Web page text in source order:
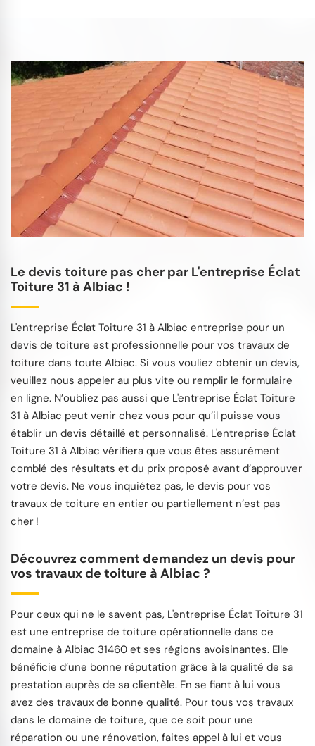
Le devis toiture pas cher par L'entreprise Éclat
Toiture 31 à Albiac !
L'entreprise Éclat Toiture 31 à Albiac entreprise pour un
devis de toiture est professionnelle pour vos travaux de
toiture dans toute Albiac. Si vous vouliez obtenir un devis,
veuillez nous appeler au plus vite ou remplir le formulaire
en ligne. N’oubliez pas aussi que L'entreprise Éclat Toiture
31 à Albiac peut venir chez vous pour qu’il puisse vous
établir un devis détaillé et personnalisé. L'entreprise Éclat
Toiture 31 à Albiac vérifiera que vous êtes assurément
comblé des résultats et du prix proposé avant d’approuver
votre devis. Ne vous inquiétez pas, le devis pour vos
travaux de toiture en entier ou partiellement n’est pas
cher !
Découvrez comment demandez un devis pour
vos travaux de toiture à Albiac ?
Pour ceux qui ne le savent pas, L'entreprise Éclat Toiture 31
est une entreprise de toiture opérationnelle dans ce
domaine à Albiac 31460 et ses régions avoisinantes. Elle
bénéficie d’une bonne réputation grâce à la qualité de sa
prestation auprès de sa clientèle. En se fiant à lui vous
avez des travaux de bonne qualité. Pour tous vos travaux
dans le domaine de toiture, que ce soit pour une
réparation ou une rénovation, faites appel à lui et vous